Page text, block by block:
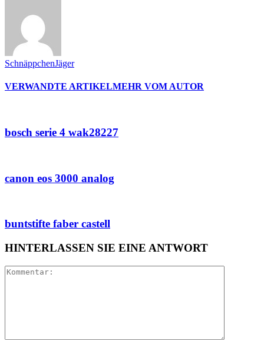
SchnäppchenJäger
VERWANDTE ARTIKELMEHR VOM AUTOR
bosch serie 4 wak28227
canon eos 3000 analog
buntstifte faber castell
HINTERLASSEN SIE EINE ANTWORT